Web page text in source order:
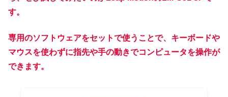
す。
専用のソフトウェアをセットで使うことで、キーボードや
マウスを使わずに指先や手の動きでコンピュータを操作が
できます。